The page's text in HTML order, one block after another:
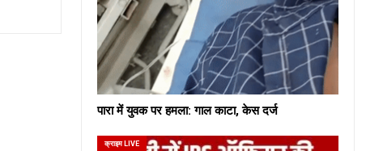
पारा में युवक पर हमला: गाल काटा, केस दर्ज
क्राइम LIVE